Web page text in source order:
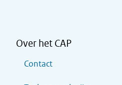
Over het CAP
Contact